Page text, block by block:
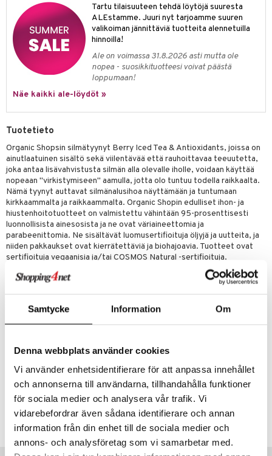
Samtycke Information Om
Denna webbplats använder cookies
Vi använder enhetsidentifierare för att anpassa innehållet
och annonserna till användarna, tillhandahålla funktioner
för sociala medier och analysera vår trafik. Vi
vidarebefordrar även sådana identifierare och annan
information från din enhet till de sociala medier och
annons- och analysföretag som vi samarbetar med.
Tartu tilaisuuteen tehdä löytöjä suuresta
ALEstamme. Juuri nyt tarjoamme suuren
valikoiman jännittäviä tuotteita alennetuilla
hinnoilla!
Ale on voimassa 31.8.2026 asti mutta ole
nopea - suosikkituotteesi voivat päästä
loppumaan!
Näe kaikki ale-löydöt »
Tuotetieto
Organic Shopsin silmätyynyt Berry Iced Tea & Antioxidants, joissa on
ainutlaatuinen sisältö sekä viilentävää että rauhoittavaa teeuutetta,
joka antaa lisävahvistusta silmän alla olevalle iholle, voidaan käyttää
nopeaan "virkistymiseen" aamulla, jotta olo tuntuu todella raikkaalta.
Nämä tyynyt auttavat silmänalusihoa näyttämään ja tuntumaan
kirkkaammalta ja raikkaammalta. Organic Shopin edulliset ihon- ja
hiustenhoitotuotteet on valmistettu vähintään 95-prosenttisesti
luonnollisista ainesosista ja ne ovat väriaineettomia ja
parabeenittomia. Ne sisältävät luomusertifioituja öljyjä ja uutteita, ja
niiden pakkaukset ovat kierrätettäviä ja biohajoavia. Tuotteet ovat
sertifioituja vegaanisia ja/tai COSMOS Natural -sertifioituja.
Ainesosat
lehtiuute*, Mentha Piperita lehtiuute*, askorbyyliglukosidi, tokoferoli,
natriumhyaluronaatti, Pantenoli, Sakkaridi isomeraatti,
natriumsitraatti, Xantan-kumi, Hydroksietyyliselluloosa,
Natriumbensoaatti, Kaliumsorbaatti, Kalsiumnatriumborosilikaatti,
piidioksidi, CI 77891, sitruunahappo, hajuste (*) Raaka-aineet
ekologisilta maatiloilta
Tuotenumero
HHMHD-QJ-60
suihku & saippuat
kuorinta
& imetys
& PMS
lihakset
käytettävät
intoleranssi
alentavat
rasvahapot
vahvistavat
säätelevät
helpottava
K
energiaa
& vastauksia